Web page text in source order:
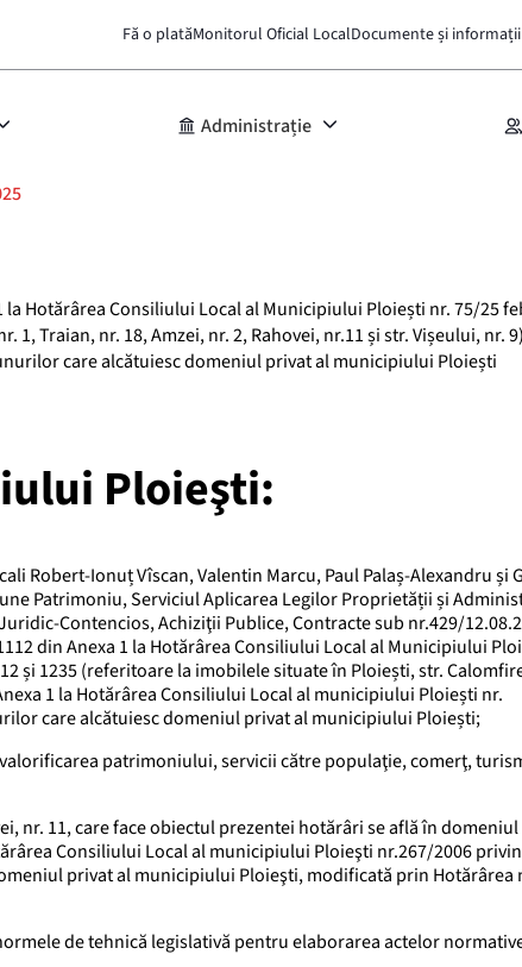
Fă o platăMonitorul Oficial LocalDocumente și
Administrație
Hotărârea Consiliului Local al Municipiului Ploiești nr. 75/25
Traian, nr. 18, Amzei, nr. 2, Rahovei, nr.11 și str. Vișeului,
care alcătuiesc domeniul privat al municipiului Ploiești
Ploieşti:
Robert-Ionuț Vîscan, Valentin Marcu, Paul Palaș-Alexandru și
Patrimoniu, Serviciul Aplicarea Legilor Proprietății și
Contencios, Achiziţii Publice, Contracte sub nr.429/
din Anexa 1 la Hotărârea Consiliului Local al Municipiului
și 1235 (referitoare la imobilele situate în Ploiești, str.
1 la Hotărârea Consiliului Local al municipiului Ploiești nr.
care alcătuiesc domeniul privat al municipiului Ploiești;
patrimoniului, servicii către populaţie, comerţ,
nr. 11, care face obiectul prezentei hotărâri se află în
Consiliului Local al municipiului Ploieşti nr.267/2006
privat al municipiului Ploieşti, modificată prin Hotărârea
de tehnică legislativă pentru elaborarea actelor